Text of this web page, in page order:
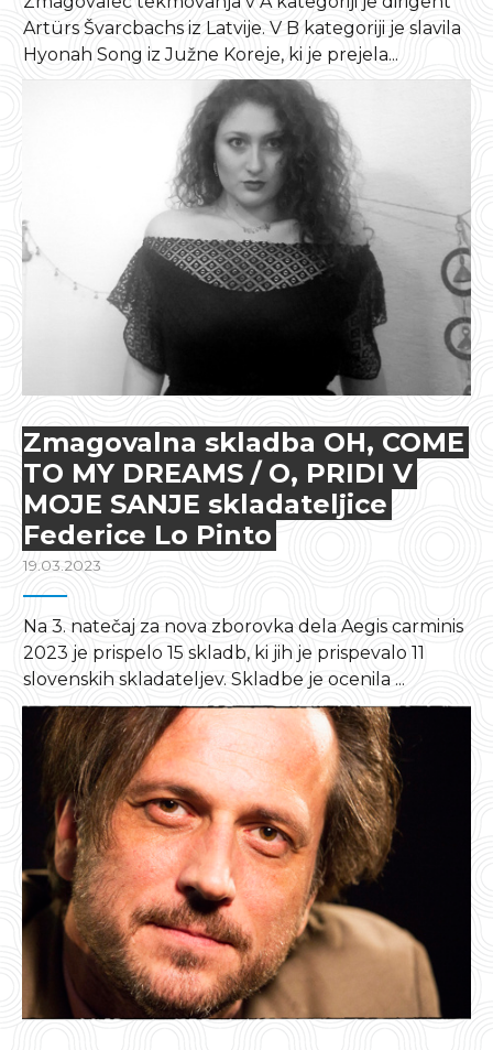
Artürs Švarcbachs iz Latvije. V B kategoriji je slavila
Hyonah Song iz Južne Koreje, ki je prejela...
Zmagovalna skladba OH, COME
TO MY DREAMS / O, PRIDI V
MOJE SANJE skladateljice
Federice Lo Pinto
19.03.2023
Na 3. natečaj za nova zborovka dela Aegis carminis
2023 je prispelo 15 skladb, ki jih je prispevalo 11
slovenskih skladateljev. Skladbe je ocenila ...